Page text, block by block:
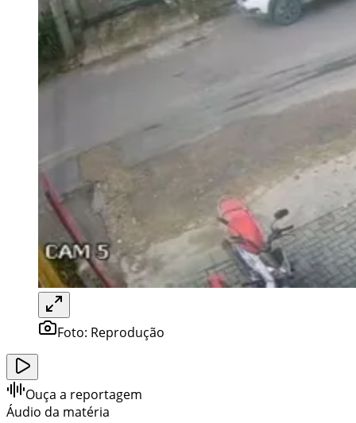
Foto: Reprodução
Ouça a reportagem
Áudio da matéria